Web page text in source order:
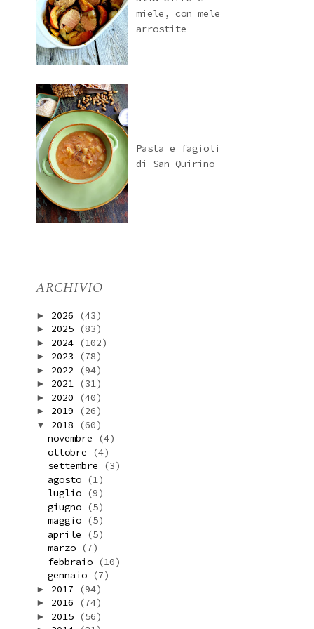
miele, con mele
arrostite
Pasta e fagioli
di San Quirino
ARCHIVIO
► 2026 (43)
► 2025 (83)
► 2024 (102)
► 2023 (78)
► 2022 (94)
► 2021 (31)
► 2020 (40)
► 2019 (26)
▼ 2018
(60)
novembre
(4)
ottobre
(4)
settembre
(3)
agosto (1)
luglio (9)
giugno (5)
maggio (5)
aprile
(5)
marzo (7)
febbraio (10)
gennaio (7)
► 2017 (94)
► 2016 (74)
► 2015 (56)